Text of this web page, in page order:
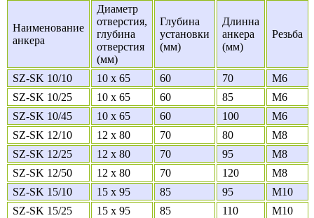
Наименование
анкера
Диаметр
отверстия,
глубина
отверстия
(мм)
Глубина
установки
(мм)
Длинна
анкера
(мм)
Резьба
SZ-SK 10/10 10 x 65 60 70
M6
SZ-SK 10/25
10 x 65 60 85
M6
SZ-SK 10/45
10 x 65 60 100
M6
SZ-SK 12/10
12 x 80 70 80
M8
SZ-SK 12/25
12 x 80 70 95
M8
SZ-SK 12/50
12 x 80 70 120
M8
SZ-SK 15/10
15 x 95 85 95
M10
SZ-SK 15/25
15 x 95 85 110
M10